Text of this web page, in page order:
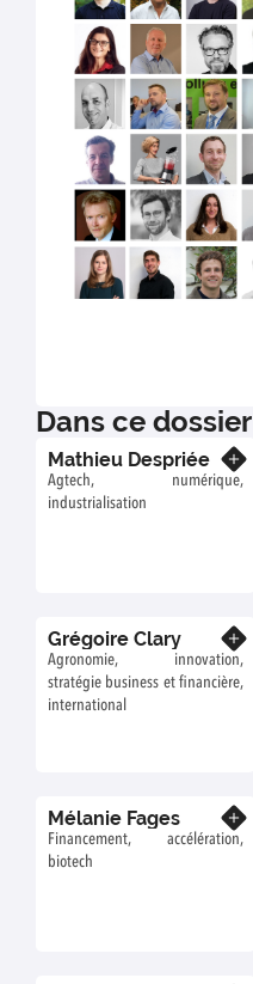
Dans ce dossier
Mathieu Despriée
Agtech, numérique,
industrialisation
Grégoire Clary
Agronomie, innovation,
stratégie business et financière,
international
Mélanie Fages
Financement, accélération,
biotech